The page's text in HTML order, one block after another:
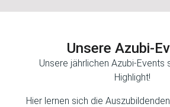
Unsere Azubi-
Unsere jährlichen Azubi-Events
Highlight!
Hier lernen sich die